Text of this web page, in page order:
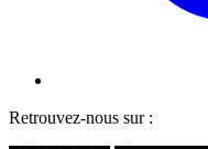
Retrouvez-nous sur :